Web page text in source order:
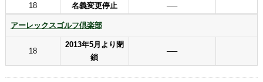
18 名義変更停止 ──
アーレックスゴルフ倶楽部
18
2013年5月より閉
鎖
──